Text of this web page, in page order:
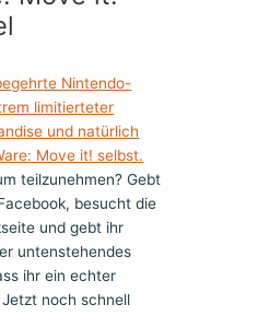
Nintendo-
limitierteter
und natürlich
Move it! selbst.
teilzunehmen? Gebt
besucht die
und gebt ihr
untenstehendes
ihr ein echter
noch schnell